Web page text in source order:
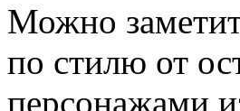
Можно
по стилю от
персонажами